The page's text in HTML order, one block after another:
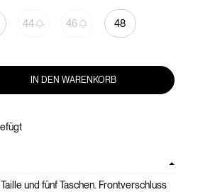
44 46 48
IN DEN WARENKORB
und fünf Taschen. Frontverschluss